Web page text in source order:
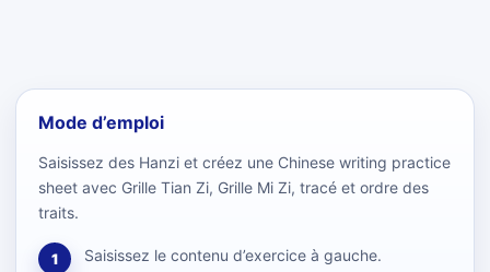
Mode d’emploi
Saisissez des Hanzi et créez une Chinese writing practice
sheet avec Grille Tian Zi, Grille Mi Zi, tracé et ordre des
traits.
1 Saisissez le contenu d’exercice à gauche.